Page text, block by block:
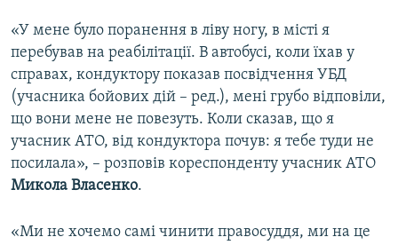
«У мене було поранення в ліву ногу, в місті я
перебував на реабілітації. В автобусі, коли їхав у
справах, кондуктору показав посвідчення УБД
(учасника бойових дій – ред.), мені грубо відповіли,
що вони мене не повезуть. Коли сказав, що я
учасник АТО, від кондуктора почув: я тебе туди не
посилала», – розповів кореспонденту учасник АТО
Микола Власенко.
«Ми не хочемо самі чинити правосуддя, ми на це